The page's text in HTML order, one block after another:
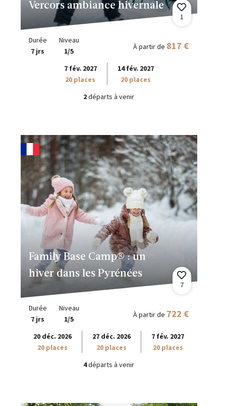
Vercors ambiance hivernale
1
Durée
7 jrs
Niveau
1/5
À partir de 817 €
7 fév. 2027
20 places
14 fév. 2027
20 places
2départs à venir
Family Base Camp® : un
hiver dans les Pyrénées
7
Durée
7 jrs
Niveau
1/5
À partir de 722 €
20 déc. 2026
20 places
27 déc. 2026
20 places
7 fév. 2027
20 places
4départs à venir